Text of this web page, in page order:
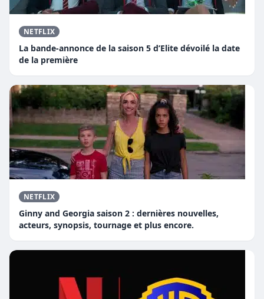
NETFLIX
La bande-annonce de la saison 5 d’Elite dévoilé la date
de la première
NETFLIX
Ginny and Georgia saison 2 : dernières nouvelles,
acteurs, synopsis, tournage et plus encore.